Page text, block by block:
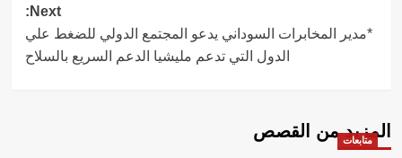
Next:
*مدير المخابرات السوداني يدعو المجتمع الدولي للضغط علي
الدول التي تدعم مليشيا الدعم السريع بالسلاح
المزيد من القصص
متابعات